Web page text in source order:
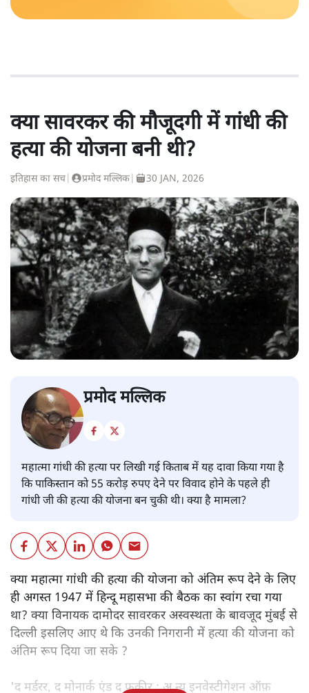
क्या सावरकर की मौजूदगी में गांधी की
हत्या की योजना बनी थी?
इतिहास का सच प्रमोद मल्लिक 30 JAN, 2026
प्रमोद मल्लिक
महात्मा गांधी की हत्या पर लिखी गई किताब में यह दावा किया गया है
कि पाकिस्तान को 55 करोड़ रुपए देने पर विवाद होने के पहले ही
गांधी जी की हत्या की योजना बन चुकी थी। क्या है मामला?
क्या महात्मा गांधी की हत्या की योजना को अंतिम रूप देने के लिए
ही अगस्त 1947 में हिन्दू महासभा की बैठक का स्वांग रचा गया
था? क्या विनायक दामोदर सावरकर अस्वस्थता के बावजूद मुंबई से
दिल्ली इसलिए आए थे कि उनकी निगरानी में हत्या की योजना को
अंतिम रूप दिया जा सके ?
'द मर्डरर, द मोनार्क एंड द फ़कीर : अ न्यू इनवेस्टीगेशन ऑफ़